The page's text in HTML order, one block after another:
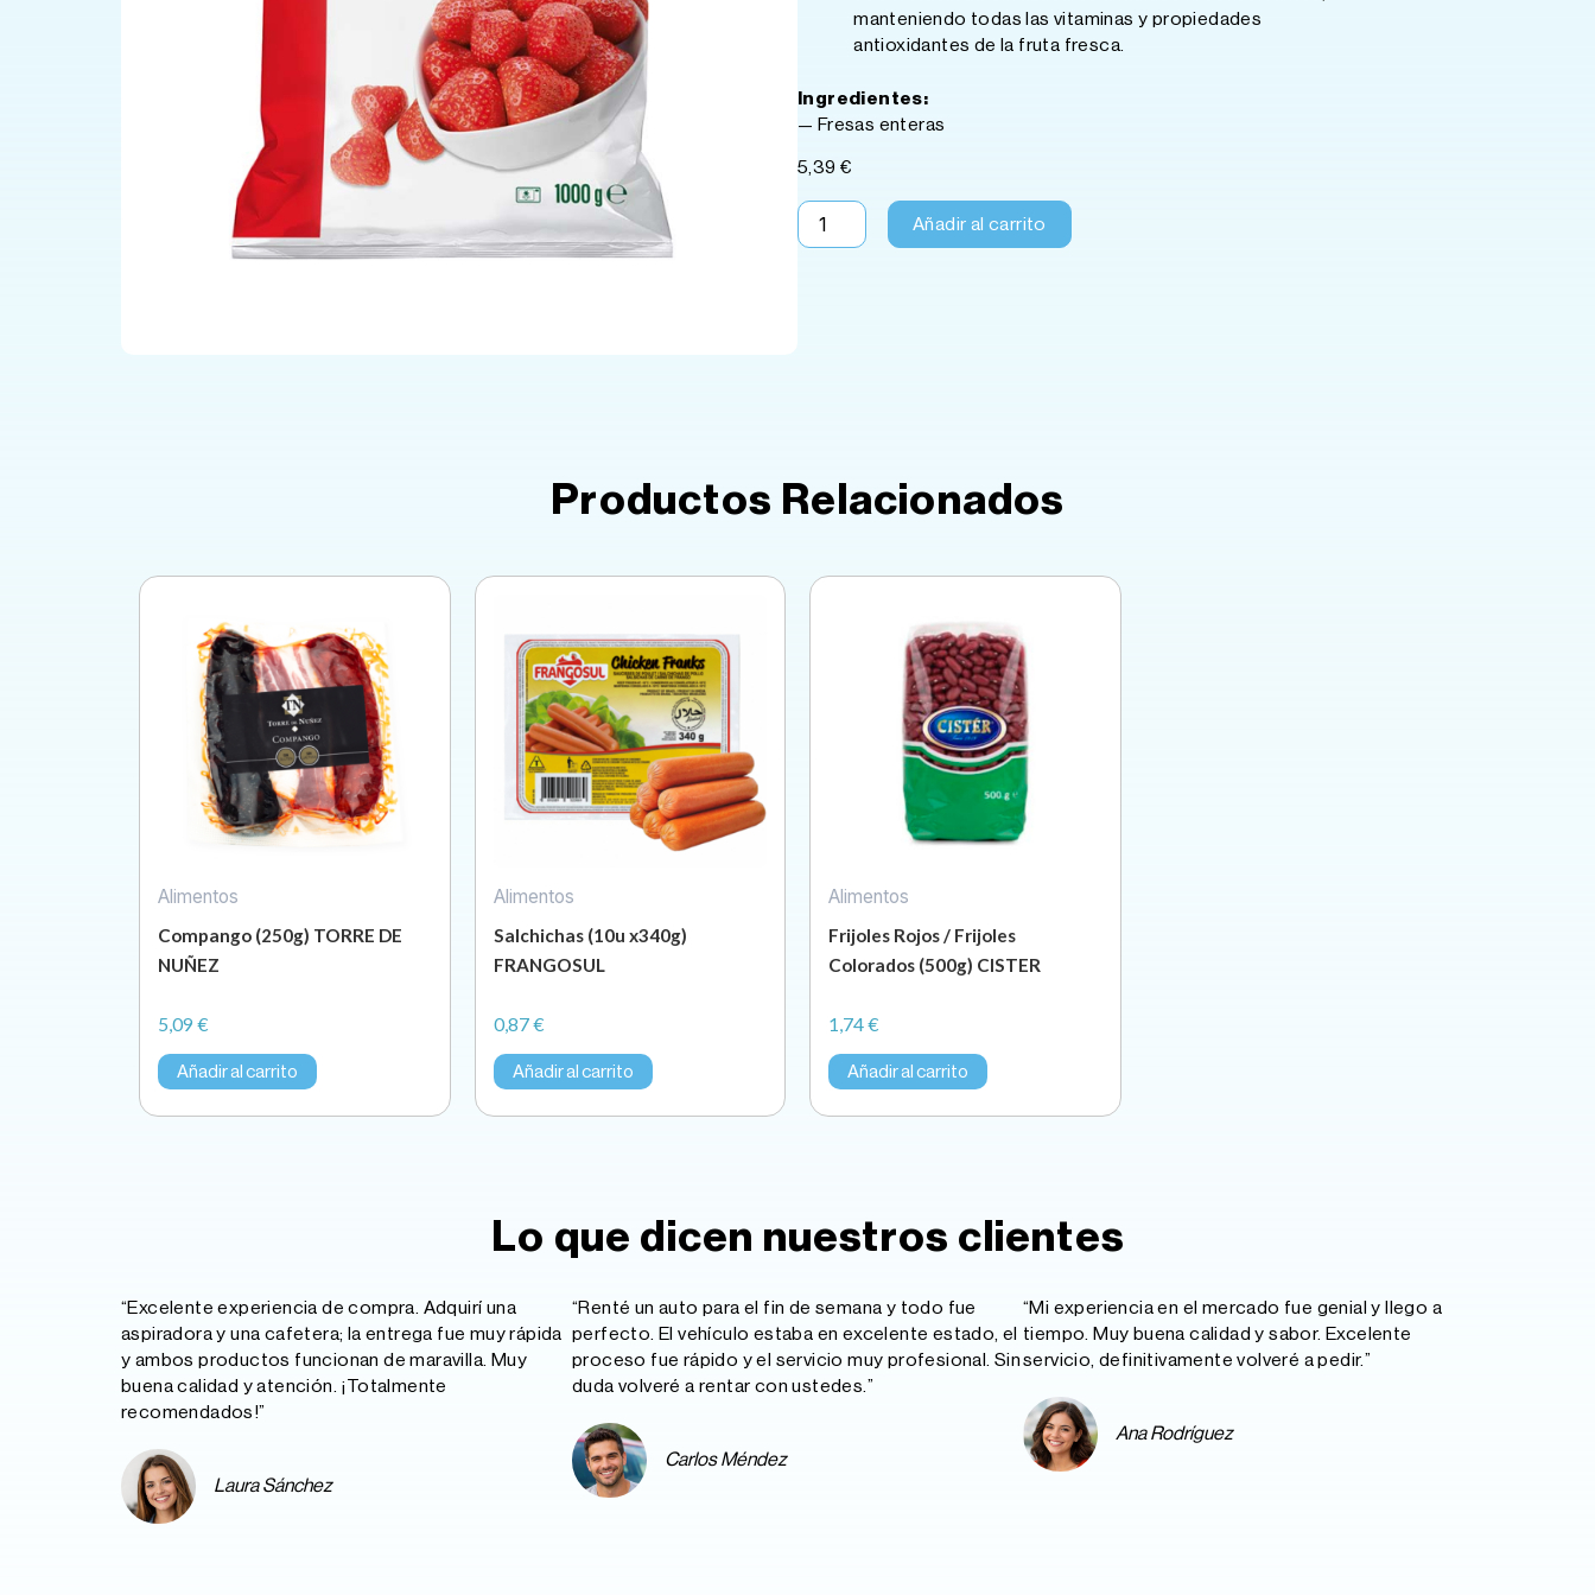
manteniendo todas las vitaminas y propiedades
antioxidantes de la fruta fresca.
Ingredientes:
— Fresas enteras
5,39€
Fresas
Enteras
Añadir al carrito
Productos Relacionados
Alimentos
Compango (250g) TORRE DE
NUÑEZ
5,09 €
Añadir al carrito
Alimentos
Salchichas (10u x340g)
FRANGOSUL
0,87€
Añadir al carrito
Alimentos
Frijoles Rojos / Frijoles
Colorados (500g) CISTER
1,74€
Añadir al carrito
Lo que dicen nuestros clientes
“Excelente experiencia de compra. Adquirí una
aspiradora y una cafetera; la entrega fue muy rápida
y ambos productos funcionan de maravilla. Muy
buena calidad y atención. ¡Totalmente
recomendados!”
Laura Sánchez
“Renté un auto para el fin de semana y todo fue
perfecto. El vehículo estaba en excelente estado, el
proceso fue rápido y el servicio muy profesional. Sin
duda volveré a rentar con ustedes.”
Carlos Méndez
“Mi experiencia en el mercado fue genial y llego a
tiempo. Muy buena calidad y sabor. Excelente
servicio, definitivamente volveré a pedir.”
Ana Rodríguez